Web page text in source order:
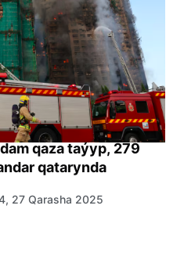
qaza taýyp, 279
qatarynda
27 Qarasha 2025